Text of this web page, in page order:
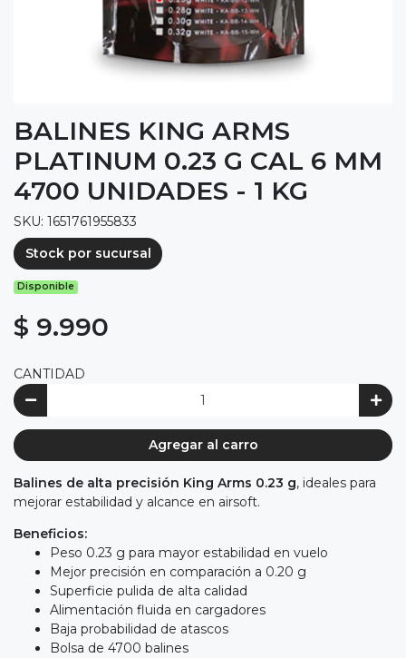
BALINES KING ARMS
PLATINUM 0.23 G CAL 6 MM
4700 UNIDADES - 1 KG
SKU: 1651761955833
Stock por sucursal
Disponible
$ 9.990
CANTIDAD
Agregar al carro
Balines de alta precisión King Arms 0.23 g, ideales para
mejorar estabilidad y alcance en airsoft.
Beneficios:
Peso 0.23 g para mayor estabilidad en vuelo
Mejor precisión en comparación a 0.20 g
Superficie pulida de alta calidad
Alimentación fluida en cargadores
Baja probabilidad de atascos
Bolsa de 4700 balines